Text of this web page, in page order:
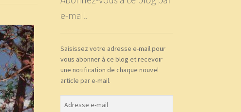
e-mail.
Saisissez votre adresse e-mail pour
vous abonner à ce blog et recevoir
une notification de chaque nouvel
article par e-mail.